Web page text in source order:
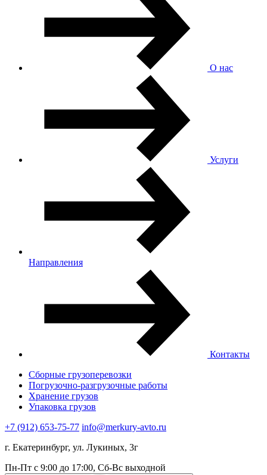
О нас
Услуги
Направления
Контакты
Сборные грузоперевозки
Погрузочно-разгрузочные работы
Хранение грузов
Упаковка грузов
+7 (912) 653-75-77 info@merkury-avto.ru
г. Екатеринбург, ул. Лукиных, 3г
Пн-Пт с 9:00 до 17:00, Сб-Вс выходной